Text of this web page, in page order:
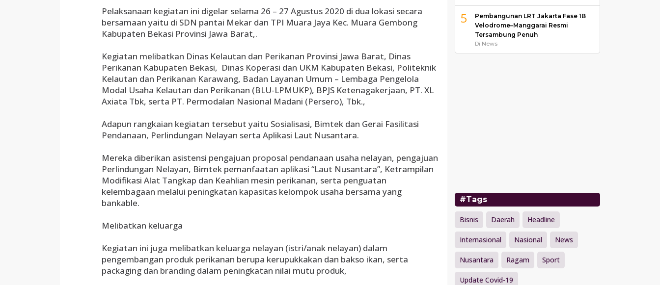
Pelaksanaan kegiatan ini digelar selama 26 – 27 Agustus 2020 di dua lokasi secara
bersamaan yaitu di SDN pantai Mekar dan TPI Muara Jaya Kec. Muara Gembong
Kabupaten Bekasi Provinsi Jawa Barat,.
Kegiatan melibatkan Dinas Kelautan dan Perikanan Provinsi Jawa Barat, Dinas
Perikanan Kabupaten Bekasi, Dinas Koperasi dan UKM Kabupaten Bekasi, Politeknik
Kelautan dan Perikanan Karawang, Badan Layanan Umum – Lembaga Pengelola
Modal Usaha Kelautan dan Perikanan (BLU-LPMUKP), BPJS Ketenagakerjaan, PT. XL
Axiata Tbk, serta PT. Permodalan Nasional Madani (Persero), Tbk.,
Adapun rangkaian kegiatan tersebut yaitu Sosialisasi, Bimtek dan Gerai Fasilitasi
Pendanaan, Perlindungan Nelayan serta Aplikasi Laut Nusantara.
Mereka diberikan asistensi pengajuan proposal pendanaan usaha nelayan, pengajuan
Perlindungan Nelayan, Bimtek pemanfaatan aplikasi “Laut Nusantara”, Ketrampilan
Modifikasi Alat Tangkap dan Keahlian mesin perikanan, serta penguatan
kelembagaan melalui peningkatan kapasitas kelompok usaha bersama yang
bankable.
Melibatkan keluarga
Kegiatan ini juga melibatkan keluarga nelayan (istri/anak nelayan) dalam
pengembangan produk perikanan berupa kerupukkakan dan bakso ikan, serta
packaging dan branding dalam peningkatan nilai mutu produk,
5
Pembangunan LRT Jakarta Fase 1B
Velodrome–Manggarai Resmi
Tersambung Penuh
Di News
#Tags
Bisnis Daerah Headline
Internasional Nasional News
Nusantara Ragam Sport
Update Covid-19